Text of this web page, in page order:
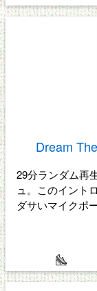
Dream
29分ランダム再
ュ。このイント
ダサいマイクポ